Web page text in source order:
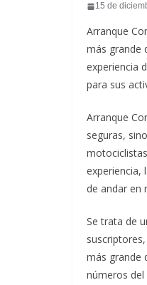
15 de
Arranque
más grande
experiencia
para sus
Arranque
seguras,
experiencia,
de andar en
Se trata de
más grande
números